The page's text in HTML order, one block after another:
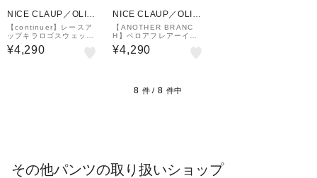
NICE CLAUP／OLIV
E des OLIVE
【continuer】レースア
ップキラロゴスウェット
パンツ
¥4,290
NICE CLAUP／OLIV
E des OLIVE
【ANOTHER BRANC
H】ベロアフレアーイー
ジパンツ
¥4,290
8 件 / 8 件中
その他パンツの取り扱いショップ